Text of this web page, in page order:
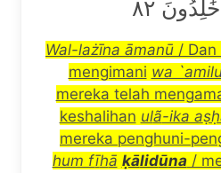
Wal-lażīna āmanū / Dan
mengimani wa
mereka telah
keshalihan ulã-ika a
mereka penghuni-
hum fīhā ḳālidūna/